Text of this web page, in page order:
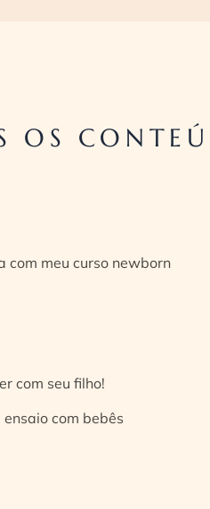
OS
meu curso newborn
com seu filho!
com bebês